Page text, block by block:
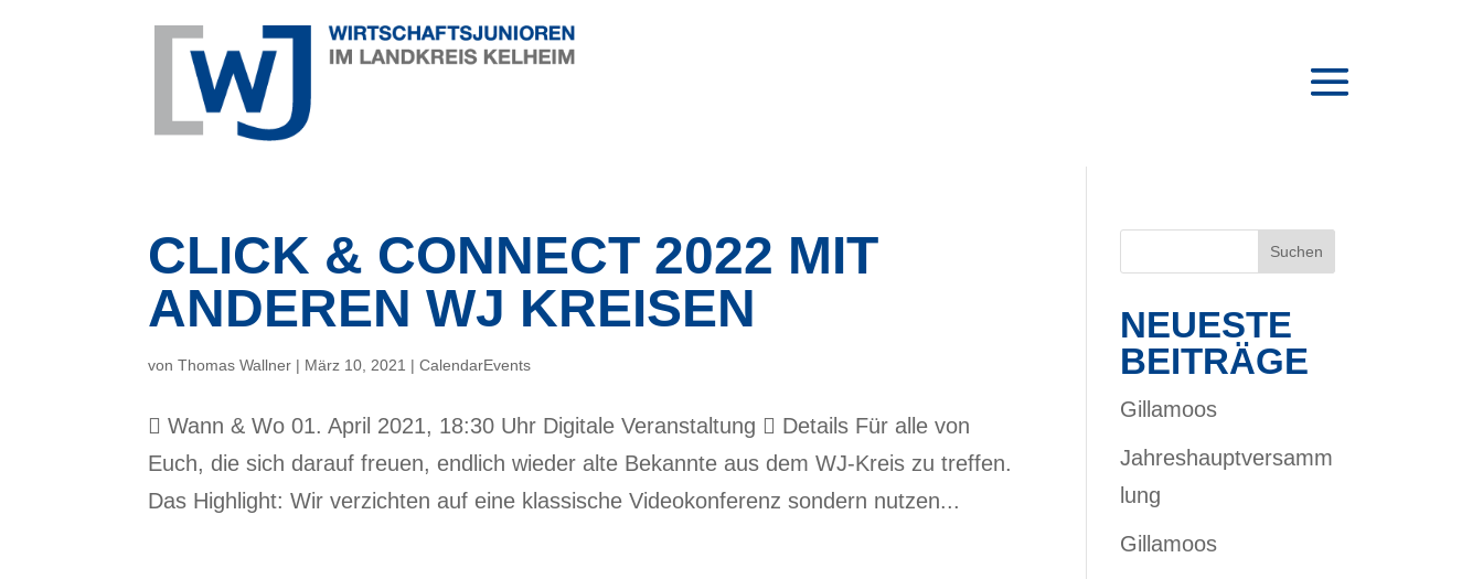
CLICK & CONNECT 2022 MIT
ANDEREN WJ KREISEN
vonThomas Wallner | März 10, 2021 |CalendarEvents
 Wann & Wo 01. April 2021, 18:30 Uhr Digitale Veranstaltung  Details Für alle von
Euch, die sich darauf freuen, endlich wieder alte Bekannte aus dem WJ-Kreis zu treffen.
Das Highlight: Wir verzichten auf eine klassische Videokonferenz sondern nutzen...
NEUESTE
BEITRÄGE
Gillamoos
Jahreshauptversamm
lung
Gillamoos